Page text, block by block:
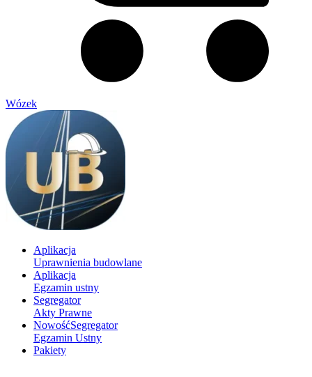
Wózek
Aplikacja
Uprawnienia budowlane
Aplikacja
Egzamin ustny
Segregator
Akty Prawne
NowośćSegregator
Egzamin Ustny
Pakiety